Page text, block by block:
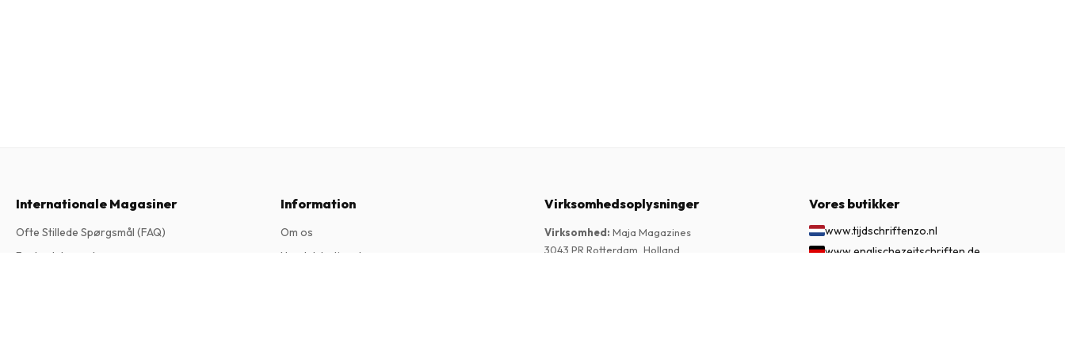
Internationale Magasiner
Ofte Stillede Spørgsmål (FAQ)
Fortrydelsesret
Information
Om os
Handelsbetingelser
Virksomhedsoplysninger
Virksomhed: Maja Magazines
3043 PR Rotterdam, Holland
Vores butikker
www.tijdschriftenzo.nl
www.englischezeitschriften.de